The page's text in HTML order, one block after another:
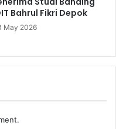
Bahrul Fikri Depok
May 2026